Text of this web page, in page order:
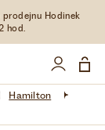
Hodinek
hod.
Hamilton